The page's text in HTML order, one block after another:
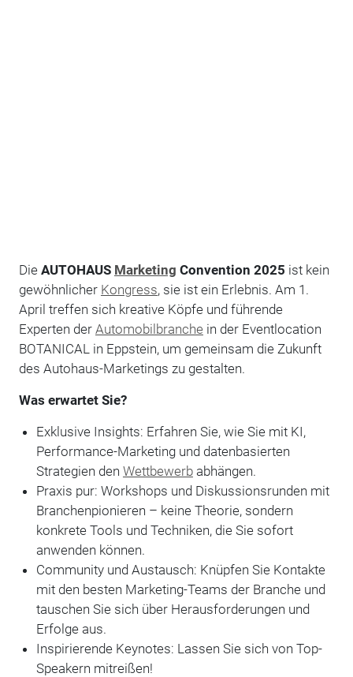
Die AUTOHAUS Marketing Convention 2025 ist kein
gewöhnlicher Kongress, sie ist ein Erlebnis. Am 1.
April treffen sich kreative Köpfe und führende
Experten der Automobilbranche in der Eventlocation
BOTANICAL in Eppstein, um gemeinsam die Zukunft
des Autohaus-Marketings zu gestalten.
Was erwartet Sie?
Exklusive Insights: Erfahren Sie, wie Sie mit KI,
Performance-Marketing und datenbasierten
Strategien den Wettbewerbabhängen.
Praxis pur: Workshops und Diskussionsrunden mit
Branchenpionieren – keine Theorie, sondern
konkrete Tools und Techniken, die Sie sofort
anwenden können.
Community und Austausch: Knüpfen Sie Kontakte
mit den besten Marketing-Teams der Branche und
tauschen Sie sich über Herausforderungen und
Erfolge aus.
Inspirierende Keynotes: Lassen Sie sich von Top-
Speakern mitreißen!